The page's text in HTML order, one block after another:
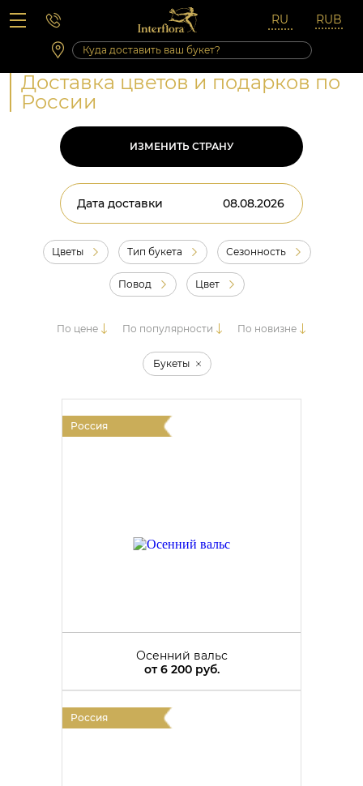
Вопросы-ответы
Сб 10:00 ‐ 14:00
Выходные и праздничные дни
Доставка цветов и подарков по
России
ИЗМЕНИТЬ СТРАНУ
Дата доставки
Цветы Тип букета Сезонность
Повод Цвет
По цене По популярности По новизне
Букеты
Россия
Осенний вальс
от6 200 руб.
Россия